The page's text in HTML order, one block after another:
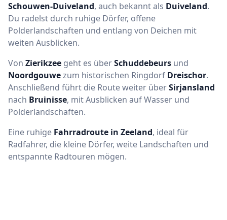
Schouwen-Duiveland, auch bekannt als Duiveland.
Du radelst durch ruhige Dörfer, offene
Polderlandschaften und entlang von Deichen mit
weiten Ausblicken.
Von Zierikzee geht es überSchuddebeurs und
Noordgouwezum historischen Ringdorf Dreischor.
Anschließend führt die Route weiter überSirjansland
nach Bruinisse, mit Ausblicken auf Wasser und
Polderlandschaften.
Eine ruhige Fahrradroute in Zeeland, ideal für
Radfahrer, die kleine Dörfer, weite Landschaften und
entspannte Radtouren mögen.